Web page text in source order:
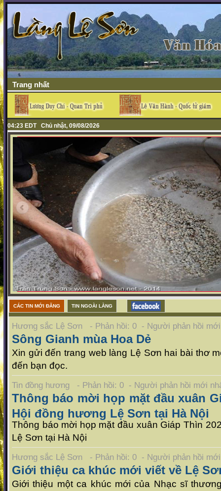
Trang nhất
04:23 EDT Chủ nhật, 09/08/2026
CÁC TIN MỚI ĐĂNG TIN NGOÀI LÀNG
Hương sắc Lệ Sơn - Phản hồi: 0 - Người phản hồi
Sông Gianh mùa Hoa Dẻ
Xin gửi đến trang web làng Lệ Sơn hai bài thơ
đến bạn đọc.
Tin đồng hương - Phản hồi: 0 - Người phản hồi mới
Thông báo mời họp mặt đầu xuân
Hội đồng hương Lệ Sơn tại Hà Nội
Thông báo mời họp mặt đầu xuân Giáp Thìn
Lệ Sơn tại Hà Nội
Hương sắc Lệ Sơn - Phản hồi: 0 - Người phản hồi
Giới thiệu ca khúc mới viết về Lệ
Giới thiệu một ca khúc mới của Nhạc sĩ